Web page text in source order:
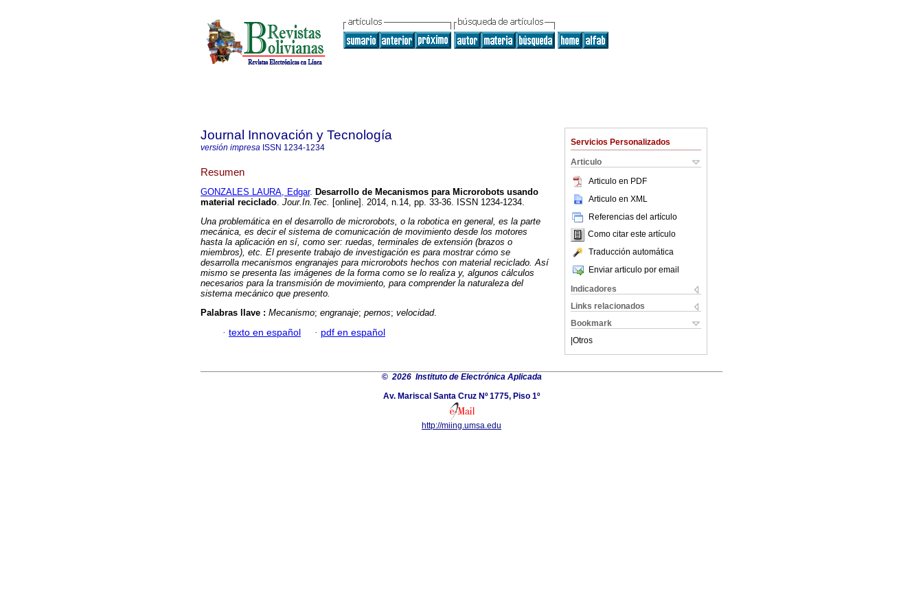
Servicios Personalizados
Articulo
Articulo en PDF
Articulo en XML
Referencias del artículo
Como citar este artículo
Traducción automática
Enviar articulo por email
Indicadores
Links relacionados
Bookmark
Otros
Journal Innovación y Tecnología
versión impresa ISSN 1234-1234
Resumen
GONZALES LAURA, Edgar. Desarrollo de Mecanismos para Microrobots usando
material reciclado. Jour.In.Tec. [online]. 2014, n.14, pp. 33-36. ISSN 1234-1234.
Una problemática en el desarrollo de microrobots, o la robotica en general, es la parte
mecánica, es decir el sistema de comunicación de movimiento desde los motores
hasta la aplicación en sí, como ser: ruedas, terminales de extensión (brazos o
miembros), etc. El presente trabajo de investigación es para mostrar cómo se
desarrolla mecanismos engranajes para microrobots hechos con material reciclado. Así
mismo se presenta las imágenes de la forma como se lo realiza y, algunos cálculos
necesarios para la transmisión de movimiento, para comprender la naturaleza del
sistema mecánico que presento.
Palabras llave : Mecanismo; engranaje; pernos; velocidad.
· texto en español · pdf en español
©2026 Instituto de Electrónica Aplicada
Av. Mariscal Santa Cruz Nº 1775, Piso 1º
http://miing.umsa.edu